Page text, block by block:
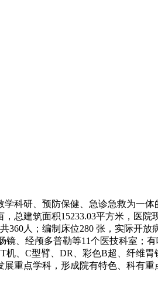
科研、预防保健、急诊急救为一体
积15233.03平方米，医院现有
360人；编制床位280 张，实际开
、经颅多普勒等11个医技科室；
、C型臂、DR、彩色B超、纤维胃
重点学科，形成院有特色、科有